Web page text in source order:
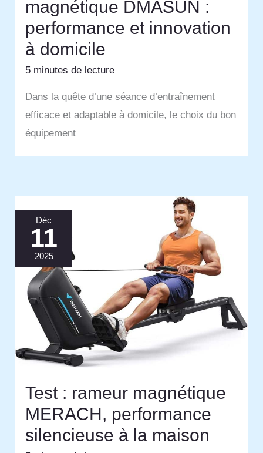
magnétique DMASUN :
performance et innovation
à domicile
5 minutes de lecture
Dans la quête d’une séance d’entraînement
efficace et adaptable à domicile, le choix du bon
équipement
Déc
11
2025
Test : rameur magnétique
MERACH, performance
silencieuse à la maison